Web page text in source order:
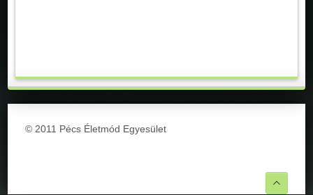
© 2011 Pécs Életmód Egyesület